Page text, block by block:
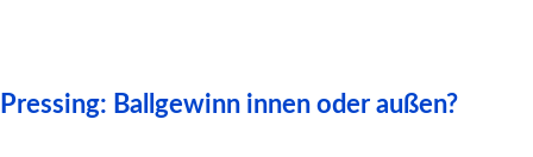
Pressing: Ballgewinn innen oder außen?